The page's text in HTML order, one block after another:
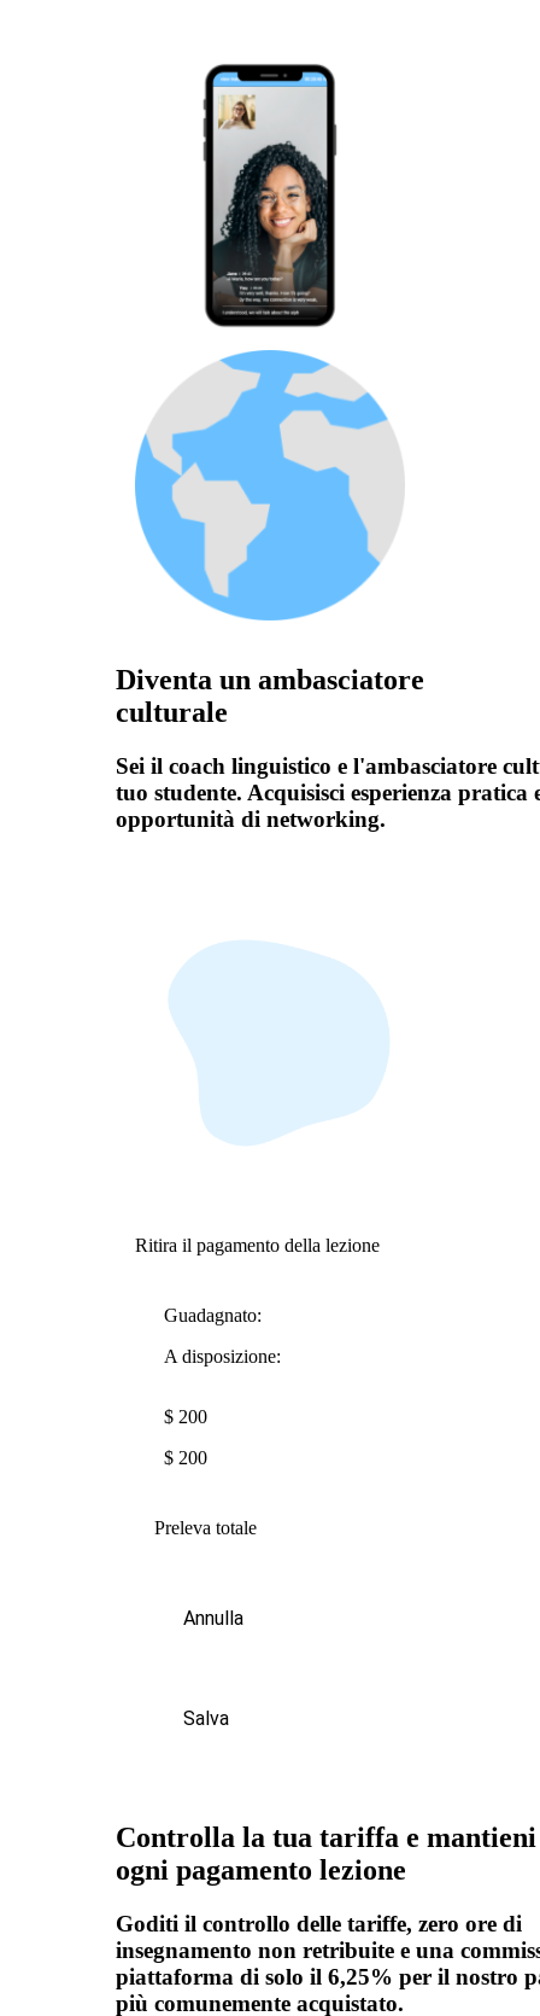
Diventa un ambasciatore
culturale
Sei il coach linguistico e l'ambasciatore
tuo studente. Acquisisci esperienza pratica
opportunità di networking.
Ritira il pagamento della lezione
Guadagnato:
A disposizione:
$ 200
$ 200
Preleva totale
Annulla
Salva
Controlla la tua tariffa e
ogni pagamento lezione
Goditi il controllo delle tariffe, zero ore di
insegnamento non retribuite e una
piattaforma di solo il 6,25% per il nostro
più comunemente acquistato.